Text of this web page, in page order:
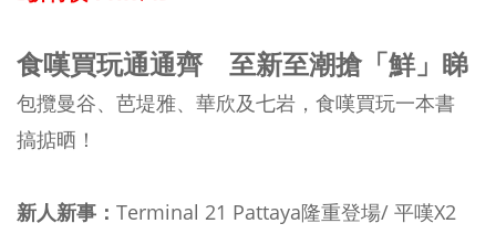
食嘆買玩通通齊 至新至潮搶「鮮」睇
包攬曼谷、芭堤雅、華欣及七岩，食嘆買玩一本書
搞掂晒！
新人新事： Terminal 21 Pattaya隆重登場/ 平嘆X2